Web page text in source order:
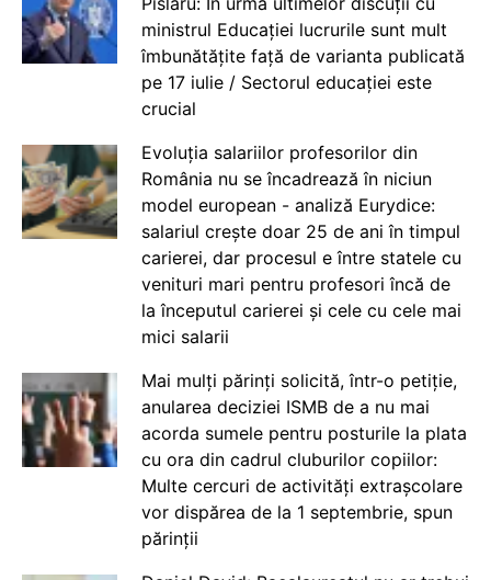
ministrul Educației lucrurile sunt mult
îmbunătățite față de varianta publicată
pe 17 iulie / Sectorul educației este
crucial
Evoluția salariilor profesorilor din
România nu se încadrează în niciun
model european - analiză Eurydice:
salariul crește doar 25 de ani în timpul
carierei, dar procesul e între statele cu
venituri mari pentru profesori încă de
la începutul carierei și cele cu cele mai
mici salarii
Mai mulți părinți solicită, într-o petiție,
anularea deciziei ISMB de a nu mai
acorda sumele pentru posturile la plata
cu ora din cadrul cluburilor copiilor:
Multe cercuri de activități extrașcolare
vor dispărea de la 1 septembrie, spun
părinții